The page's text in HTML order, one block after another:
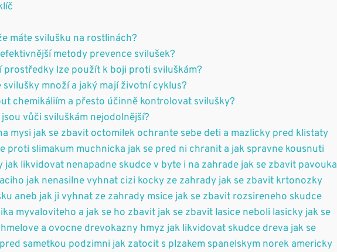
máte svilušku na rostlinách?
metody prevence svilušek?
prostředky lze použít k boji proti sviluškám?
svilušky množí a jaký mají životní cyklus?
chemikáliím a přesto účinně kontrolovat svilušky?
vůči sviluškám nejodolnější?
mysi jak se zbavit octomilek ochrante sebe deti a mazlicky pred klistaty
proti slimakum muchnicka jak se pred ni chranit a jak spravne kousnuti
jak likvidovat nenapadne skudce v byte i na zahrade jak se zbavit pavouka
jak nenasilne vyhnat cizi kocky ze zahrady jak se zbavit krtonozky
aneb jak ji vyhnat ze zahrady msice jak se zbavit rozsireneho skudce
myvaloviteho a jak se ho zbavit jak se zbavit lasice neboli lasicky jak se
a ovocne drevokazny hmyz jak likvidovat skudce dreva jak se
sametkou podzimni jak zatocit s plzakem spanelskym norek americky